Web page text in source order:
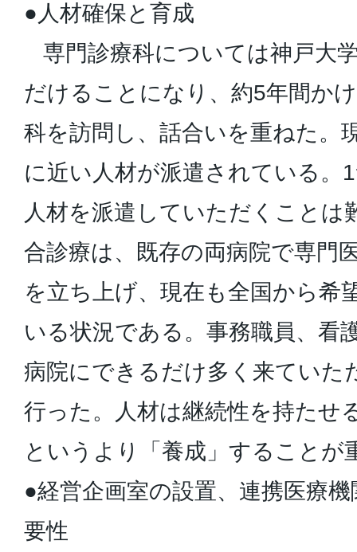
●人材確保と育成
専門診療科については神戸大
だけることになり、約5年間か
科を訪問し、話合いを重ねた。
に近い人材が派遣されている。
人材を派遣していただくことは
合診療は、既存の両病院で専門
を立ち上げ、現在も全国から希
いる状況である。事務職員、看
病院にできるだけ多く来ていた
行った。人材は継続性を持たせ
というより「養成」することが
●経営企画室の設置、連携医療
要性